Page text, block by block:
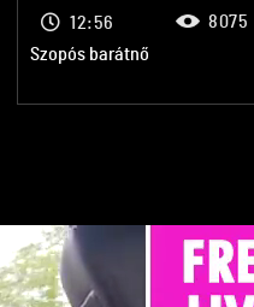
Szopós barátnő
12:56
8075